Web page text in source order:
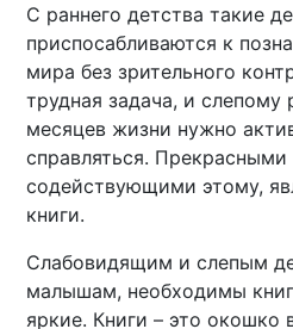
С раннего детства такие
приспосабливаются к
мира без зрительного
трудная задача, и слепому
месяцев жизни нужно
справляться.
содействующими этому,
книги.
Слабовидящим и слепым
малышам, необходимы
яркие. Книги – это окошко